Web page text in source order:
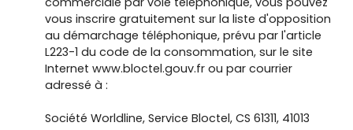
vous inscrire gratuitement sur la liste d'opposition
au démarchage téléphonique, prévu par l'article
L223-1 du code de la consommation, sur le site
Internet www.bloctel.gouv.fr ou par courrier
adressé à :
Société Worldline, Service Bloctel, CS 61311, 41013